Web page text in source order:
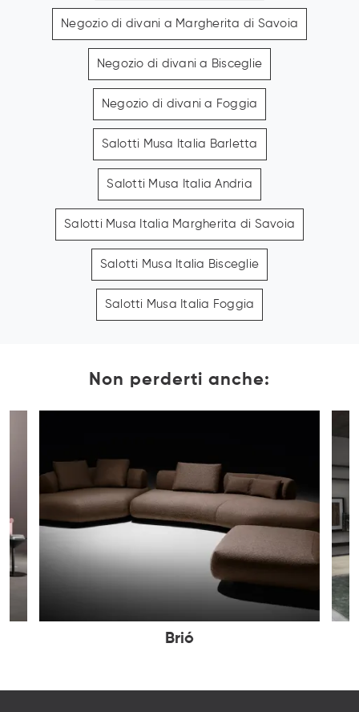
Negozio di divani a Margherita di Savoia
Negozio di divani a Bisceglie
Negozio di divani a Foggia
Salotti Musa Italia Barletta
Salotti Musa Italia Andria
Salotti Musa Italia Margherita di Savoia
Salotti Musa Italia Bisceglie
Salotti Musa Italia Foggia
Non perderti anche:
Brió